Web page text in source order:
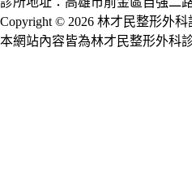
Copyright © 2026 林才民整形外科
本網站內容皆為林才民整形外科